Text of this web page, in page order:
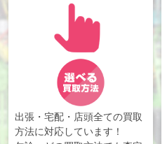
出張・宅配・店頭全ての買取
方法に対応しています！